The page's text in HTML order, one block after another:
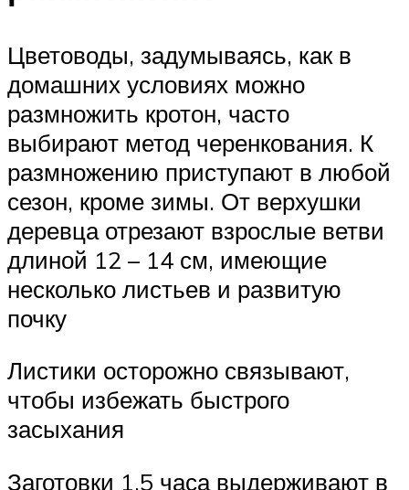
Цветоводы, задумываясь, как в
домашних условиях можно
размножить кротон, часто
выбирают метод черенкования. К
размножению приступают в любой
сезон, кроме зимы. От верхушки
деревца отрезают взрослые ветви
длиной 12 – 14 см, имеющие
несколько листьев и развитую
почку
Листики осторожно связывают,
чтобы избежать быстрого
засыхания
Заготовки 1,5 часа выдерживают в